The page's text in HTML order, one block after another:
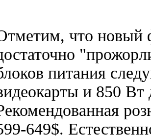
что новый
питания
и 850 Вт
649$.